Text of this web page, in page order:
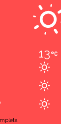
13